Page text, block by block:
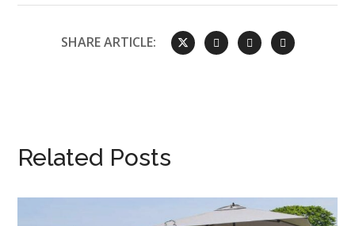
SHARE ARTICLE:
Related Posts